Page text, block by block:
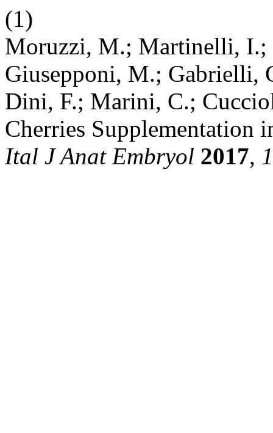
(1)
Moruzzi, M.; Martinelli,
Giusepponi, M.; Gabrielli,
Dini, F.; Marini, C.;
Cherries Supplementation
Ital J Anat Embryol 2017,